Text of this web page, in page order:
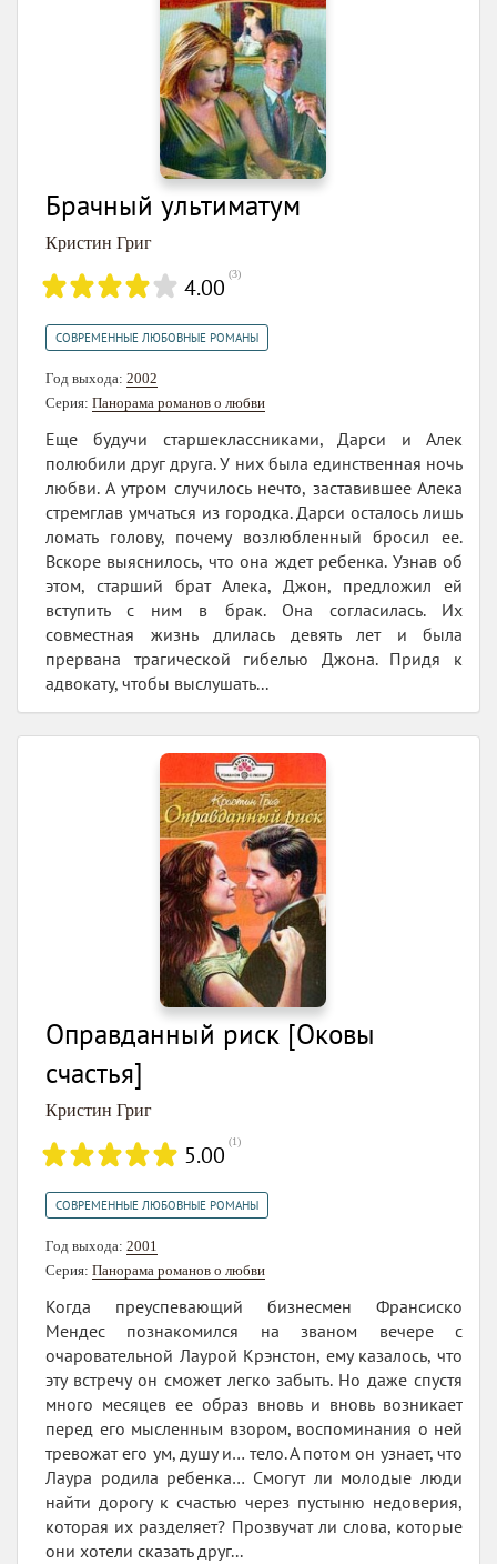
Брачный ультиматум
Кристин Григ
4.00 (3)
СОВРЕМЕННЫЕ ЛЮБОВНЫЕ РОМАНЫ
Год выхода: 2002
Серия: Панорама романов о любви
Еще будучи старшеклассниками, Дарси и Алек
полюбили друг друга. У них была единственная ночь
любви. А утром случилось нечто, заставившее Алека
стремглав умчаться из городка. Дарси осталось лишь
ломать голову, почему возлюбленный бросил ее.
Вскоре выяснилось, что она ждет ребенка. Узнав об
этом, старший брат Алека, Джон, предложил ей
вступить с ним в брак. Она согласилась. Их
совместная жизнь длилась девять лет и была
прервана трагической гибелью Джона. Придя к
адвокату, чтобы выслушать...
Оправданный риск [Оковы
счастья]
Кристин Григ
5.00 (1)
СОВРЕМЕННЫЕ ЛЮБОВНЫЕ РОМАНЫ
Год выхода: 2001
Серия: Панорама романов о любви
Когда преуспевающий бизнесмен Франсиско
Мендес познакомился на званом вечере с
очаровательной Лаурой Крэнстон, ему казалось, что
эту встречу он сможет легко забыть. Но даже спустя
много месяцев ее образ вновь и вновь возникает
перед его мысленным взором, воспоминания о ней
тревожат его ум, душу и… тело. А потом он узнает, что
Лаура родила ребенка… Смогут ли молодые люди
найти дорогу к счастью через пустыню недоверия,
которая их разделяет? Прозвучат ли слова, которые
они хотели сказать друг...